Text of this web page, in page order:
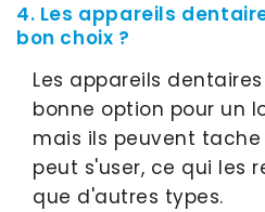
4. Les appareils
bon choix ?
Les appareils
bonne option pour un
mais ils peuvent
peut s'user, ce qui les
que d'autres types.